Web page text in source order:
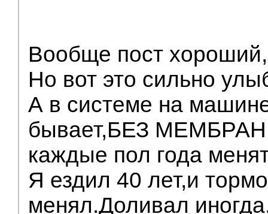
Вообще пост
Но вот это сильно
А в системе на
бывает,БЕЗ
каждые пол года
Я ездил 40 лет,и
менял.Доливал